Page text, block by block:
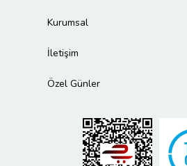
Kurumsal
İletişim
Özel Günler